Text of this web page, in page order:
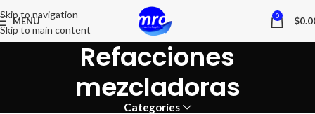
Skip to navigation
Skip to main content
MENU 0 $
Refacciones
mezcladoras
Categories